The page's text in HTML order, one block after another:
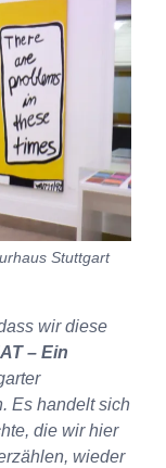
Stuttgart
wir diese
– Ein
Es handelt sich
die wir hier
wieder